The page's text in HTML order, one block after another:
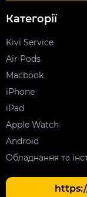
Категорії
Kivi Service
Air Pods
Macbook
iPhone
iPad
Apple Watch
Android
Обладнання та